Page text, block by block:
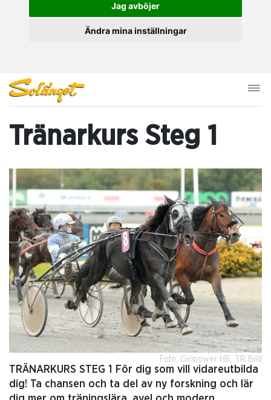
Jag avböjer
Ändra mina inställningar
Foto: Girlpower HB, TR Bild
Tränarkurs Steg 1
TRÄNARKURS STEG 1 För dig som vill vidareutbilda
dig! Ta chansen och ta del av ny forskning och lär